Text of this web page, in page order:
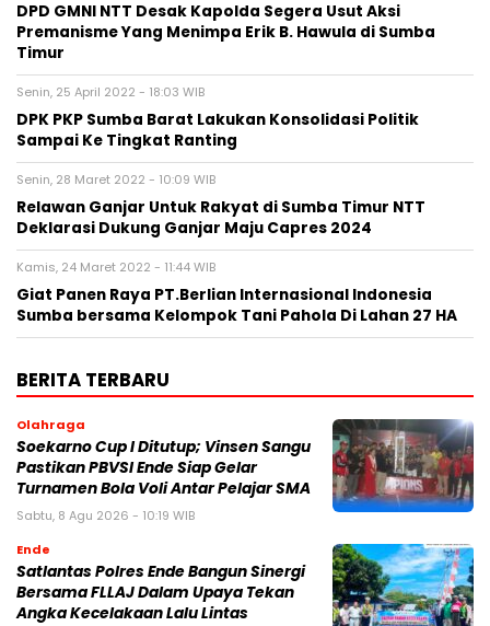
DPD GMNI NTT Desak Kapolda Segera Usut Aksi
Premanisme Yang Menimpa Erik B. Hawula di Sumba
Timur
Senin, 25 April 2022 - 18:03 WIB
DPK PKP Sumba Barat Lakukan Konsolidasi Politik
Sampai Ke Tingkat Ranting
Senin, 28 Maret 2022 - 10:09 WIB
Relawan Ganjar Untuk Rakyat di Sumba Timur NTT
Deklarasi Dukung Ganjar Maju Capres 2024
Kamis, 24 Maret 2022 - 11:44 WIB
Giat Panen Raya PT.Berlian Internasional Indonesia
Sumba bersama Kelompok Tani Pahola Di Lahan 27 HA
BERITA TERBARU
Olahraga
Soekarno Cup I Ditutup; Vinsen Sangu
Pastikan PBVSI Ende Siap Gelar
Turnamen Bola Voli Antar Pelajar SMA
Sabtu, 8 Agu 2026 - 10:19 WIB
Ende
Satlantas Polres Ende Bangun Sinergi
Bersama FLLAJ Dalam Upaya Tekan
Angka Kecelakaan Lalu Lintas